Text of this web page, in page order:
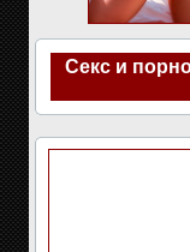
Секс и